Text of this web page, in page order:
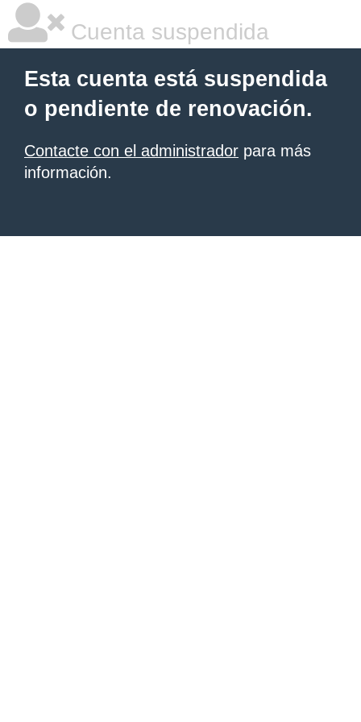
Cuenta suspendida
Esta cuenta está suspendida
o pendiente de renovación.
Contacte con el administrador para más
información.